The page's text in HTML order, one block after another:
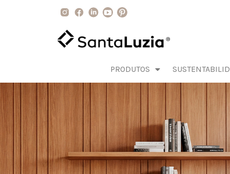
PRODUTOS